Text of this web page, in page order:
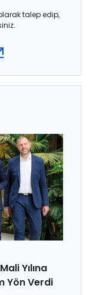
talep edip,
Yılına
Yön Verdi